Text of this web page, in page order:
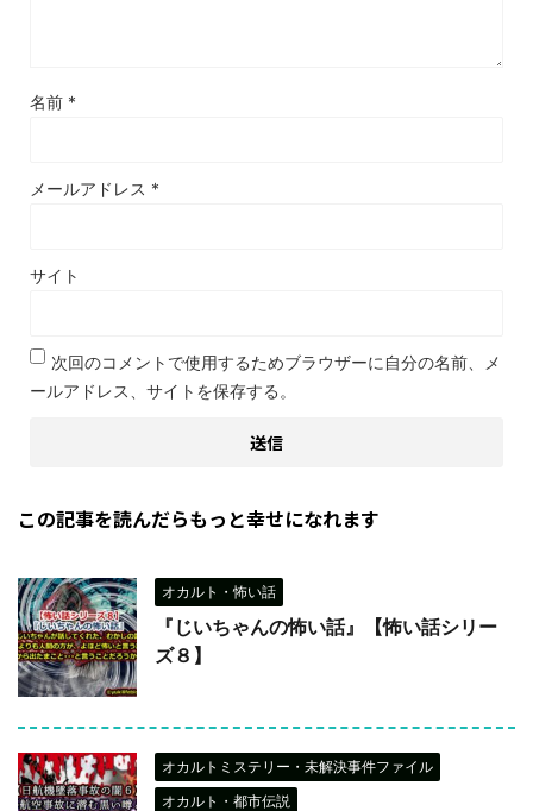
名前 *
メールアドレス *
サイト
次回のコメントで使用するためブラウザーに自分の名前、メ
ールアドレス、サイトを保存する。
この記事を読んだらもっと幸せになれます
オカルト・怖い話
『じいちゃんの怖い話』【怖い話シリー
ズ８】
オカルトミステリー・未解決事件ファイル
オカルト・都市伝説